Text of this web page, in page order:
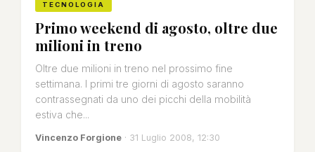
TECNOLOGIA
Primo weekend di agosto, oltre due
milioni in treno
Oltre due milioni in treno nel prossimo fine
settimana. I primi tre giorni di agosto saranno
contrassegnati da uno dei picchi della mobilità
estiva che...
Vincenzo Forgione · 31 Luglio 2008, 12:30